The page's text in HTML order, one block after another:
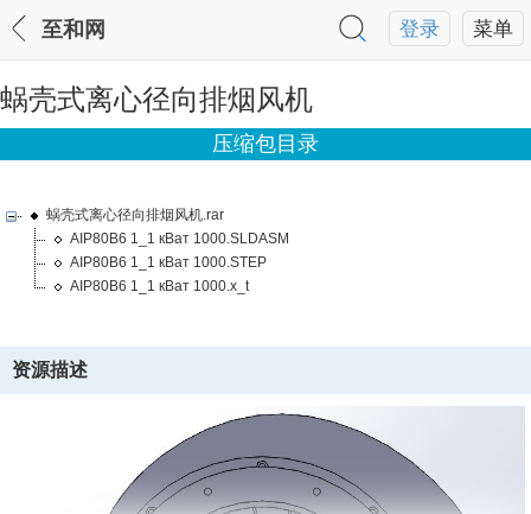
菜单
登录
至和网
蜗壳式离心径向排烟风机
压缩包目录
蜗壳式离心径向排烟风机.rar
AIP80B6 1_1 кВат 1000.SLDASM
AIP80B6 1_1 кВат 1000.STEP
AIP80B6 1_1 кВат 1000.x_t
资源描述